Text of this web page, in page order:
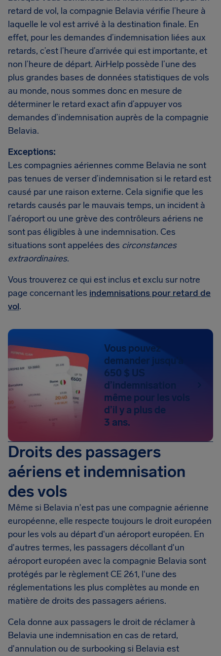
retard de vol, la compagnie Belavia vérifie l’heure à
laquelle le vol est arrivé à la destination finale. En
effet, pour les demandes d’indemnisation liées aux
retards, c’est l’heure d’arrivée qui est importante, et
non l’heure de départ. AirHelp possède l’une des
plus grandes bases de données statistiques de vols
au monde, nous sommes donc en mesure de
déterminer le retard exact afin d’appuyer vos
demandes d’indemnisation auprès de la compagnie
Belavia.
Exceptions:
Les compagnies aériennes comme Belavia ne sont
pas tenues de verser d’indemnisation si le retard est
causé par une raison externe. Cela signifie que les
retards causés par le mauvais temps, un incident à
l’aéroport ou une grève des contrôleurs aériens ne
sont pas éligibles à une indemnisation. Ces
situations sont appelées des circonstances
extraordinaires.
Vous trouverez ce qui est inclus et exclu sur notre
page concernant les indemnisations pour retard de
vol.
Vous pouvez
demander jusqu’à
650 $ US
d’indemnisation
même pour les vols
d’il y a plus de
3 ans.
Droits des passagers
aériens et indemnisation
des vols
Même si Belavia n'est pas une compagnie aérienne
européenne, elle respecte toujours le droit européen
pour les vols au départ d'un aéroport européen. En
d'autres termes, les passagers décollant d'un
aéroport européen avec la compagnie Belavia sont
protégés par le règlement CE 261, l'une des
réglementations les plus complètes au monde en
matière de droits des passagers aériens.
Cela donne aux passagers le droit de réclamer à
Belavia une indemnisation en cas de retard,
d'annulation ou de surbooking si Belavia est